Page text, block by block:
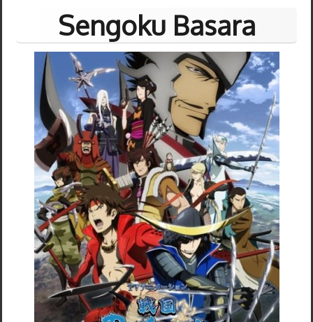
Dynasty Warriors
Samurai Warriors
Orochi All-Stars
Autres Warriors
Omega Force
Kou Shibusawa
Tecmo Team Ninja
Dossiers
Contact Communauté
Sengoku Basara